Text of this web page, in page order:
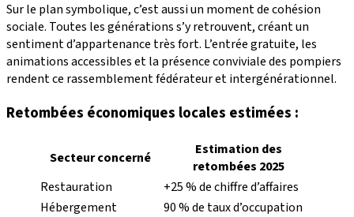
Sur le plan symbolique, c’est aussi un moment de cohésion
sociale. Toutes les générations s’y retrouvent, créant un
sentiment d’appartenance très fort. L’entrée gratuite, les
animations accessibles et la présence conviviale des pompiers
rendent ce rassemblement fédérateur et intergénérationnel.
Retombées économiques locales estimées :
Secteur concerné
Estimation des
retombées 2025
Restauration
+25 % de chiffre d’affaires
Hébergement
90 % de taux d’occupation